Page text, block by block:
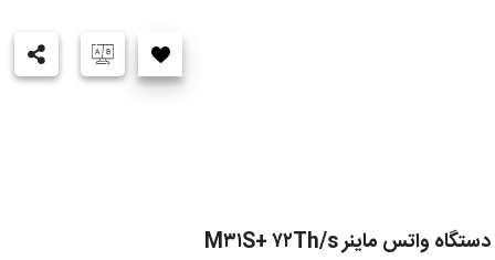
دستگاه واتس ماینر M۳۱S+ ۷۲Th/s